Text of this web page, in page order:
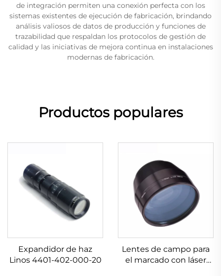
de integración permiten una conexión perfecta con los
sistemas existentes de ejecución de fabricación, brindando
análisis valiosos de datos de producción y funciones de
trazabilidad que respaldan los protocolos de gestión de
calidad y las iniciativas de mejora continua en instalaciones
modernas de fabricación.
Productos populares
Expandidor de haz
Linos 4401-402-000-20
Lentes de campo para
el marcado con láser